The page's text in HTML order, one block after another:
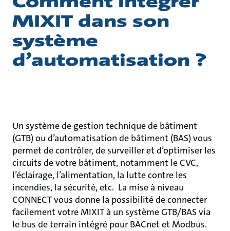
MIXIT dans son
système
d’automatisation ?
Un système de gestion technique de bâtiment
(GTB) ou d’automatisation de bâtiment (BAS) vous
permet de contrôler, de surveiller et d’optimiser les
circuits de votre bâtiment, notamment le CVC,
l’éclairage, l’alimentation, la lutte contre les
incendies, la sécurité, etc. La mise à niveau
CONNECT vous donne la possibilité de connecter
facilement votre MIXIT à un système GTB/BAS via
le bus de terrain intégré pour BACnet et Modbus.